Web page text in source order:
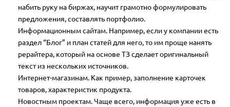
набить руку на биржах, научит грамотно формулировать
предложения, составлять портфолио.
Информационным сайтам. Например, если у компании есть
раздел “Блог” и план статей для него, то им проще нанять
рерайтера, который на основе ТЗ сделает оригинальный
текст из нескольких источников.
Интернет-магазинам. Как пример, заполнение карточек
товаров, характеристик продукта.
Новостным проектам. Чаще всего, информация уже есть в